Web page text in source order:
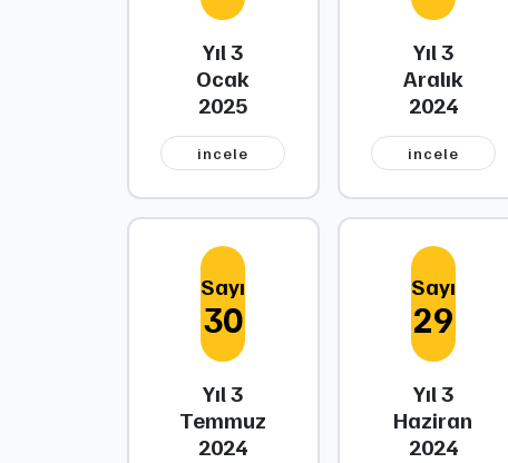
Yıl 3
Ocak
2025
i̇ncele
Yıl 3
Aralık
2024
i̇ncele
Sayı
30
Yıl 3
Temmuz
2024
Sayı
29
Yıl 3
Haziran
2024